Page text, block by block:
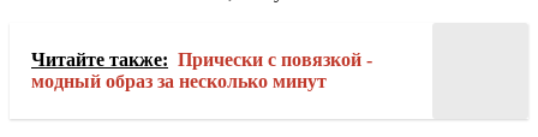
Читайте также: Прически с повязкой -
модный образ за несколько минут